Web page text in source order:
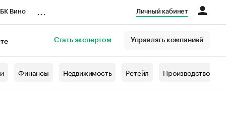
Вино Личный кабинет
Стать экспертом Управлять компанией
Финансы Недвижимость Ретейл Производство